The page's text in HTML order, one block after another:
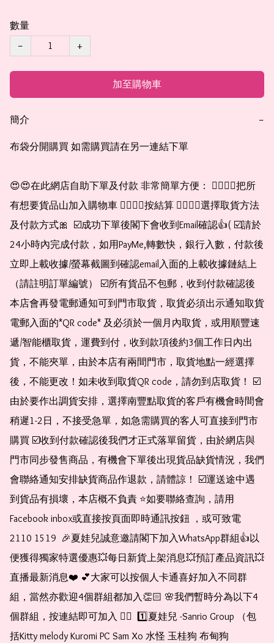
數量
−
+
加至購物車
簡介 −
布袋分開購買 如需購買請在另一連結下單
😍😍在此網店自助下單及付款 非常簡單方便： 👉🏻👉🏻把所
有想要貨品山加入購物車 👉🏻👉🏻按結算 👉🏻👉🏻選擇取貨方法
及付款方式🎀  ☑️成功下單後閣下會收到Email確認👍( ☑️請於
24小時內完成付款，如用PayMe,轉數快，銀行入數，付款後
立即上載收據/螢幕截圖到確認email入面的上載收據鏈結上
（請註明訂單編號） ☑️所有貨品不包郵，收到付款確認後
本店會再發電郵通知可到門市取貨，取貨必須出示通知取貨
電郵入面的*QR code* 及必須於一個月內取貨，或用順豐速
遞/智能櫃取貨，運費到付，收到款項後約3個工作日內出
貨，不能夾單，由於本店有兩間門市，取貨地點一經選擇
後，不能更改！如未收到取貨QR code，請勿到店取貨！ ☑️
由於要作出調貨安排，選擇南豐點取貨的客戶有機會時間會
稍遲1-2日，不接受急單，如急需購買的客人可直接到門市
購買 ☑️收到付款確認後我們才正式落單留貨，由於網店與
門市同步發售商品，有機會下單後出現貨品缺貨情況，我們
會聯絡通知安排缺貨商品作退款，請體諒！ ☑️運送途中遇
到貨品有損壞，本店概不負責 ⭐️如要聯絡查詢，請用
Facebook inbox或直接按頁面即時通訊按鈕 ，或可致電
2110 1519  🎉夏娃兒誠意邀請閣下加入WhatsApp群組👍以
便獲得獨家特選優惠💥每日新貨上架消息💥預訂產品資訊💥
直播最新消息❤️ 💕大家可以按個人卡通喜好加入不同群
組，當然亦歡迎4個群組都加入👏🏻 🌸我們暫時分為以下4
個群組，按連結即可加入 👇🏻  1️⃣夏娃兒 -Sanrio Group （包
括Kitty melody Kuromi PC Sam Xo 水怪 玉桂狗 布甸狗